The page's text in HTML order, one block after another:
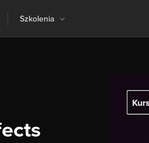
Szkolenia